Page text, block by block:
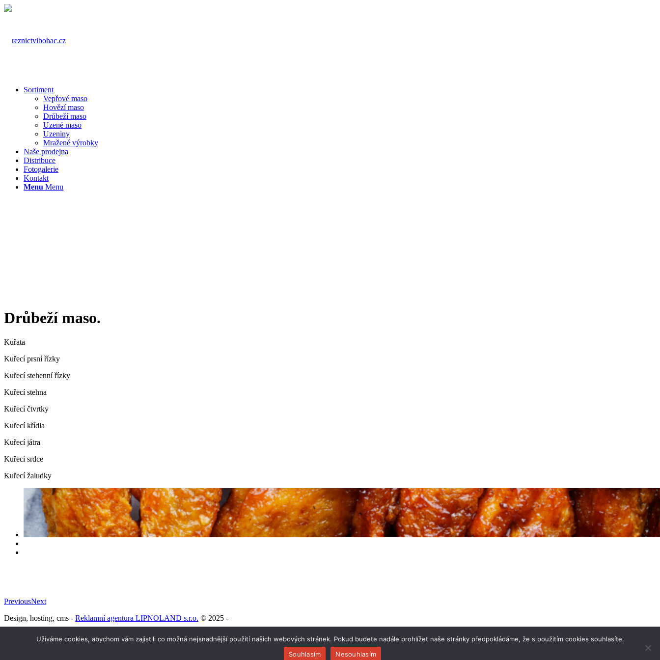
Sortiment
Vepřové maso
Hovězí maso
Drůbeží maso
Uzené maso
Uzeniny
Mražené výrobky
Naše prodejna
Distribuce
Fotogalerie
Kontakt
Menu Menu
Drůbeží maso.
Kuřata
Kuřecí prsní řízky
Kuřecí stehenní řízky
Kuřecí stehna
Kuřecí čtvrtky
Kuřecí křídla
Kuřecí játra
Kuřecí srdce
Kuřecí žaludky
PreviousNext
Design, hosting, cms - Reklamní agentura LIPNOLAND s.r.o. © 2025 -
Naše prodejna
Kontakt
Užíváme cookies, abychom vám zajistili co možná nejsnadnější použití našich webových stránek. Pokud budete nadále prohlížet naše stránky předpokládáme, že s použitím cookies souhlasíte.
Souhlasím
Nesouhlasím